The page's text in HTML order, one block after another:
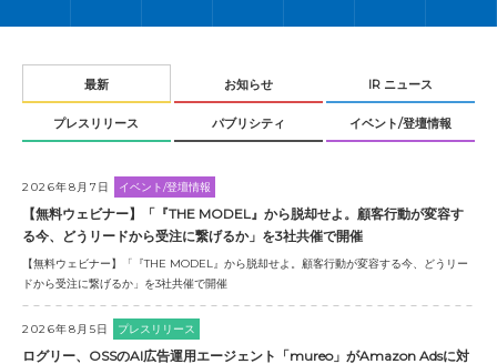
ニュース
ブログ
採用情報
IR
最新 お知らせ IR ニュース
プレスリリース パブリシティ イベント/登壇情報
2026年8月7日 イベント/登壇情報
【無料ウェビナー】「『THE MODEL』から脱却せよ。顧客行動が変容す
る今、どうリードから受注に繋げるか」を3社共催で開催
【無料ウェビナー】「『THE MODEL』から脱却せよ。顧客行動が変容する今、どうリー
ドから受注に繋げるか」を3社共催で開催
2026年8月5日 プレスリリース
ログリー、OSSのAI広告運用エージェント「mureo」がAmazon Adsに対